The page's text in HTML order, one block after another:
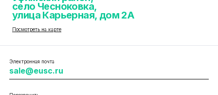
село Чесноковка,
улица Карьерная, дом 2А
Посмотреть на карте
Электронная почта
sale@eusc.ru